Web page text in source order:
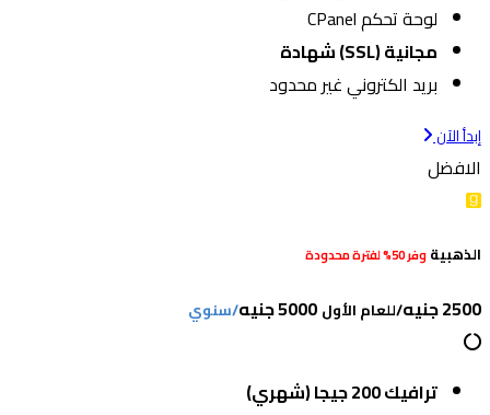
لوحة تحكم CPanel
مجانية (SSL) شهادة
بريد الكتروني غير محدود
إبدأ الآن
الافضل
الذهبية وفر 50% لفترة محدودة
2500 جنيه /للعام الأول 5000 جنيه /سنوي
ترافيك 200 جيجا (شهري)